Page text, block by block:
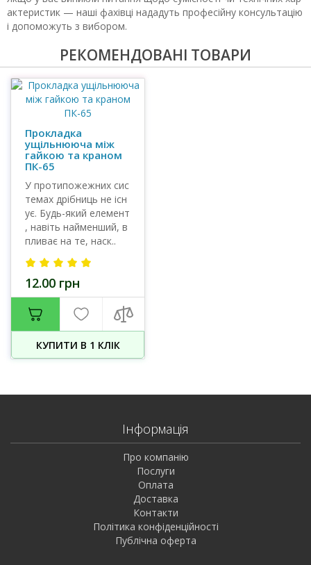
актеристик — наші фахівці нададуть професійну консультацію
і допоможуть з вибором.
РЕКОМЕНДОВАНІ ТОВАРИ
Прокладка
ущільнююча між
гайкою та краном
ПК-65
У протипожежних сис
темах дрібниць не існ
ує. Будь-який елемент
, навіть найменший, в
пливає на те, наск..
12.00 грн
КУПИТИ В 1 КЛIК
Інформація
Про компанію
Послуги
Оплата
Доставка
Контакти
Політика конфіденційності
Публічна оферта